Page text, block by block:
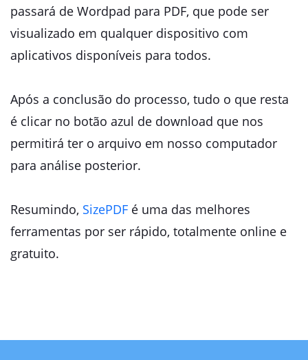
passará de Wordpad para PDF, que pode ser
visualizado em qualquer dispositivo com
aplicativos disponíveis para todos.
Após a conclusão do processo, tudo o que resta
é clicar no botão azul de download que nos
permitirá ter o arquivo em nosso computador
para análise posterior.
Resumindo, SizePDF é uma das melhores
ferramentas por ser rápido, totalmente online e
gratuito.